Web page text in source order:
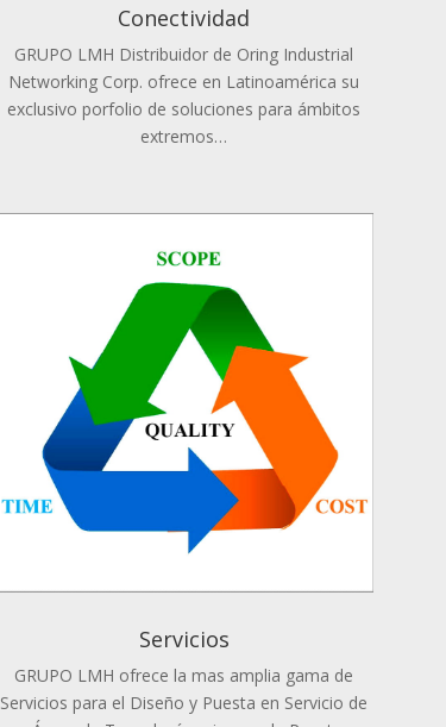
Conectividad
GRUPO LMH Distribuidor de Oring Industrial
Networking Corp. ofrece en Latinoamérica su
exclusivo porfolio de soluciones para ámbitos
extremos…
Servicios
GRUPO LMH ofrece la mas amplia gama de
Servicios para el Diseño y Puesta en Servicio de